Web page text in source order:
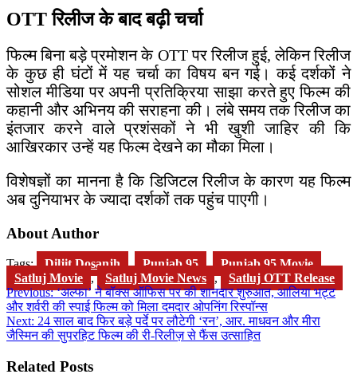
OTT रिलीज के बाद बढ़ी चर्चा
फिल्म बिना बड़े प्रमोशन के OTT पर रिलीज हुई, लेकिन रिलीज
के कुछ ही घंटों में यह चर्चा का विषय बन गई। कई दर्शकों ने
सोशल मीडिया पर अपनी प्रतिक्रिया साझा करते हुए फिल्म की
कहानी और अभिनय की सराहना की। लंबे समय तक रिलीज का
इंतजार करने वाले प्रशंसकों ने भी खुशी जाहिर की कि
आखिरकार उन्हें यह फिल्म देखने का मौका मिला।
विशेषज्ञों का मानना है कि डिजिटल रिलीज के कारण यह फिल्म
अब दुनियाभर के ज्यादा दर्शकों तक पहुंच पाएगी।
About Author
Tags: Diljit Dosanjh , Punjab 95 , Punjab 95 Movie ,
Satluj Movie , Satluj Movie News , Satluj OTT Release
Post
navigation
Previous:‘अल्फा’ ने बॉक्स ऑफिस पर की शानदार शुरुआत, आलिया भट्ट
और शर्वरी की स्पाई फिल्म को मिला दमदार ओपनिंग रिस्पॉन्स
Next: 24 साल बाद फिर बड़े पर्दे पर लौटेगी ‘रन’, आर. माधवन और मीरा
जैस्मिन की सुपरहिट फिल्म की री-रिलीज़ से फैंस उत्साहित
Related Posts